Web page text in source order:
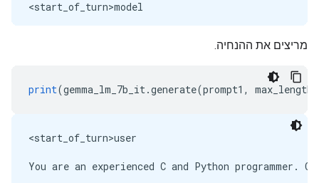
מריצים את ההנחיה.
print(gemma_lm_7b_it.generate(prompt1 , max_length
<start_of_turn>user
You are an experienced C and Python programmer.